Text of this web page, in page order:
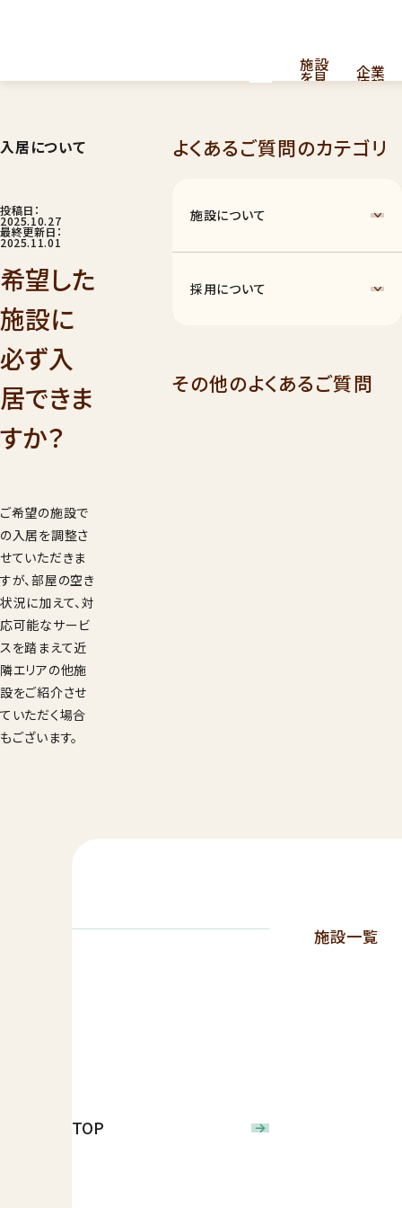
看護・介護提供型共同住宅
採用
施設
を見 企業
情報
お
入居について
投稿日：
2025.10.27
最終更新日：
2025.11.01
希望した
施設に
必ず入
居できま
すか？
ご希望の施設で
の入居を調整さ
せていただきま
すが、部屋の空き
状況に加えて、対
応可能なサービ
スを踏まえて近
隣エリアの他施
設をご紹介させ
ていただく場合
もございます。
よくあるご質問のカテゴリ
施設について
採用について
その他のよくあるご質問
TOP
施設一覧